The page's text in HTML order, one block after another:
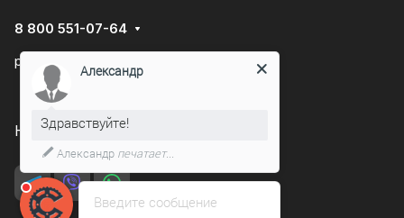
8 800 551-07-64
podarovdr@specautotrade.pro
Нижний Новгород, Чаадаева д.10к
Введите сообщение
Александр
Здравствуйте!
Александр печатает...